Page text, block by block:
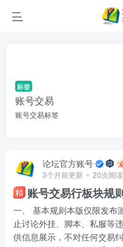
标签
账号交易
账号交易标签
论坛官方账号
3个月前更新 20次阅读
精 账号交易行板块规
一、 基本规则本版仅限发布
止讨论外挂、脚本、私服等
供信息展示，不对任何交易